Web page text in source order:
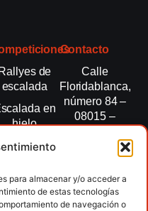
para almacenar y/o acceder a
de estas tecnologías
de navegación o
Rallyes de
escalada
en
hielo
Esquí de
Marcha
Nórdica
Contacto
Calle
Floridablanca,
número 84 –
08015 –
fedme@fedme.es
934 264 267